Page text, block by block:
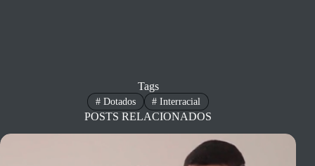
Tags
#Dotados # Interracial
POSTS RELACIONADOS